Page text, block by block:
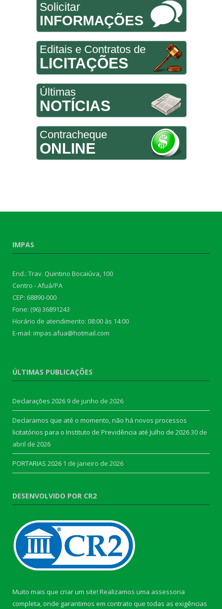
Solicitar
INFORMAÇÕES
Editais e Contratos de
LICITAÇÕES
Últimas
NOTÍCIAS
Contracheque
ONLINE
IMPAS
End.: Trav. Quintino Bocaiúva, 100
Centro - Afuá/PA
CEP: 68890-000
Fone: (96) 36891243
Horário de atendimento: 08:00 às 14:00
E-mail: impas.afua@hotmail.com
ÚLTIMAS PUBLICAÇÕES
Declarações 2026 9 de junho de 2026
Declaramos que até o momento, não há novos processos
licitatórios para o Instituto de Previdência até Julho de 202630 de
abril de 2026
PORTARIAS 2026 1 de janeiro de 2026
DESENVOLVIDO POR CR2
Muito mais que criar um site! Realizamos uma assessoria
completa, onde garantimos em contrato que todas as exigências